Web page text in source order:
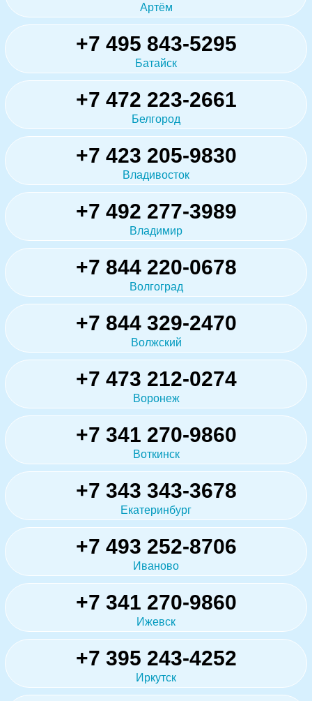
Артём
+7 495 843-5295
Батайск
+7 472 223-2661
Белгород
+7 423 205-9830
Владивосток
+7 492 277-3989
Владимир
+7 844 220-0678
Волгоград
+7 844 329-2470
Волжский
+7 473 212-0274
Воронеж
+7 341 270-9860
Воткинск
+7 343 343-3678
Екатеринбург
+7 493 252-8706
Иваново
+7 341 270-9860
Ижевск
+7 395 243-4252
Иркутск